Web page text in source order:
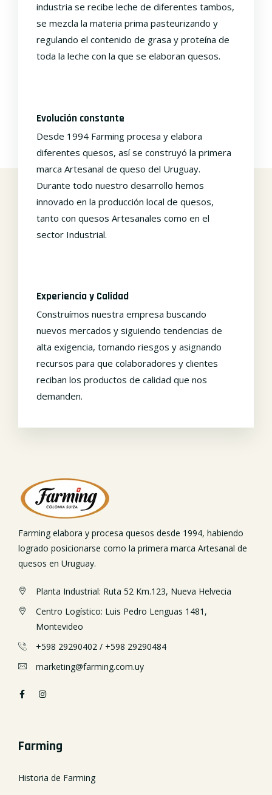
industria se recibe leche de diferentes tambos,
se mezcla la materia prima pasteurizando y
regulando el contenido de grasa y proteína de
toda la leche con la que se elaboran quesos.
Evolución constante
Desde 1994 Farming procesa y elabora
diferentes quesos, así se construyó la primera
marca Artesanal de queso del Uruguay.
Durante todo nuestro desarrollo hemos
innovado en la producción local de quesos,
tanto con quesos Artesanales como en el
sector Industrial.
Experiencia y Calidad
Construímos nuestra empresa buscando
nuevos mercados y siguiendo tendencias de
alta exigencia, tomando riesgos y asignando
recursos para que colaboradores y clientes
reciban los productos de calidad que nos
demanden.
Farming elabora y procesa quesos desde 1994, habiendo
logrado posicionarse como la primera marca Artesanal de
quesos en Uruguay.
Planta Industrial: Ruta 52 Km.123, Nueva Helvecia
Centro Logístico: Luis Pedro Lenguas 1481,
Montevideo
+598 29290402 / +598 29290484
marketing@farming.com.uy
Farming
Historia de Farming